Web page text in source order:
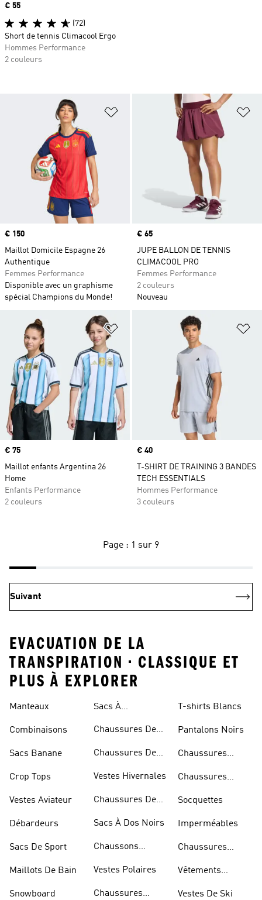
Ajouter à la Liste de produits
Prix
€ 150
Maillot Domicile Espagne 26
Authentique
Femmes Performance
Disponible avec un graphisme
spécial Champions du Monde!
Prix
€ 65
JUPE BALLON DE TENNIS
CLIMACOOL PRO
Femmes Performance
2 couleurs
Nouveau
Ajouter à la Liste de produits
Prix
€ 75
Maillot enfants Argentina 26
Home
Enfants Performance
2 couleurs
Prix
€ 40
T-SHIRT DE TRAINING 3 BANDES
TECH ESSENTIALS
Hommes Performance
3 couleurs
Prix
€ 55
(72)
Short de tennis Climacool Ergo
Hommes Performance
2 couleurs
Page : 1 sur 9
Suivant
EVACUATION DE LA
TRANSPIRATION • CLASSIQUE ET
PLUS À EXPLORER
Manteaux
Combinaisons
Sacs Banane
Crop Tops
Vestes Aviateur
Débardeurs
Sacs De Sport
Maillots De Bain
Snowboard
Sacs À
Chaussures De
Chaussures De
Vestes Hivernales
Chaussures De
Sacs À Dos Noirs
Chaussons
Vestes Polaires
Chaussures
T-shirts Blancs
Pantalons Noirs
Chaussures
Chaussures
Socquettes
Imperméables
Chaussures
Vêtements
Vestes De Ski